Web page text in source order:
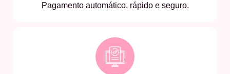
Pagamento automático, rápido e seguro.